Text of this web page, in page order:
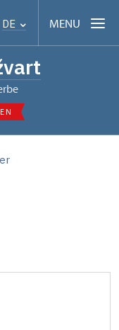
DE MENU